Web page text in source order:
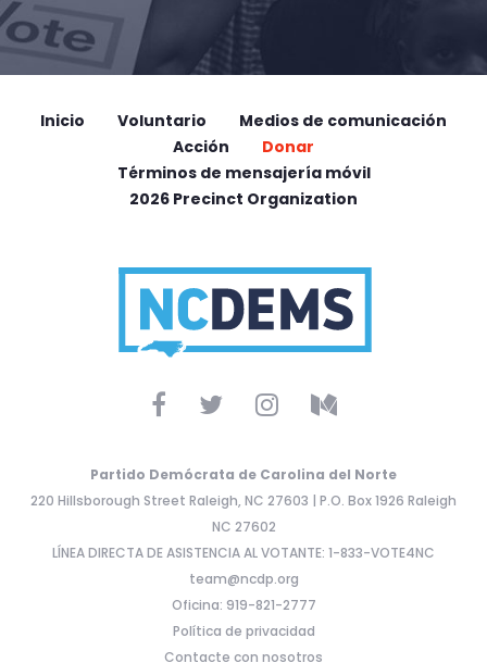
Inicio Voluntario
Medios de comunicación
Acción
Donar
Términos de mensajería móvil
2026 Precinct Organization
Partido Demócrata de Carolina del Norte
220 Hillsborough Street Raleigh, NC 27603 | P.O. Box 1926 Raleigh
NC 27602
LÍNEA DIRECTA DE ASISTENCIA AL VOTANTE: 1-833-VOTE4NC
team@ncdp.org
Oficina: 919-821-2777
Política de privacidad
Contacte con nosotros